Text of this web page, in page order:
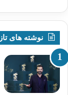
نوشته های